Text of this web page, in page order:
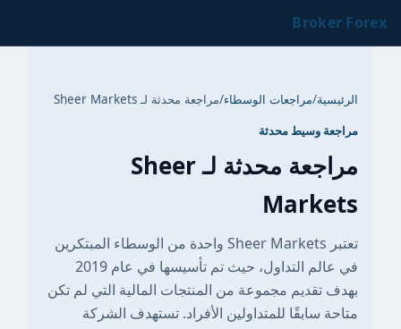
Broker Forex
الرئيسية/مراجعات الوسطاء/مراجعة محدثة لـ Sheer Markets
مراجعة وسيط محدثة
مراجعة محدثة لـ Sheer
Markets
تعتبر Sheer Markets واحدة من الوسطاء المبتكرين
في عالم التداول، حيث تم تأسيسها في عام 2019
بهدف تقديم مجموعة من المنتجات المالية التي لم تكن
متاحة سابقًا للمتداولين الأفراد. تستهدف الشركة